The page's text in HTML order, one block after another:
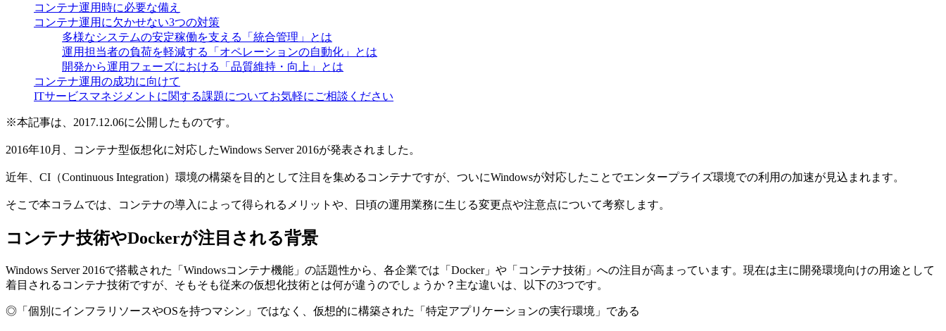
コンテナ運用時に必要な備え
コンテナ運用に欠かせない3つの対策
多様なシステムの安定稼働を支える「統合管理」とは
運用担当者の負荷を軽減する「オペレーションの自動化」とは
開発から運用フェーズにおける「品質維持・向上」とは
コンテナ運用の成功に向けて
ITサービスマネジメントに関する課題についてお気軽にご相談ください
※本記事は、2017.12.06に公開したものです。
2016年10月、コンテナ型仮想化に対応したWindows Server 2016が発表されました。
近年、CI（Continuous Integration）環境の構築を目的として注目を集めるコンテナですが、ついにWindowsが対応したことでエンタープライズ環境での利用の加速が見込まれます。
そこで本コラムでは、コンテナの導入によって得られるメリットや、日頃の運用業務に生じる変更点や注意点について考察します。
コンテナ技術やDockerが注目される背景
Windows Server 2016で搭載された「Windowsコンテナ機能」の話題性から、各企業では「Docker」や「コンテナ技術」への注目が高まっています。現在は主に開発環境向けの用途として
着目されるコンテナ技術ですが、そもそも従来の仮想化技術とは何が違うのでしょうか？主な違いは、以下の3つです。
◎「個別にインフラリソースやOSを持つマシン」ではなく、仮想的に構築された「特定アプリケーションの実行環境」である